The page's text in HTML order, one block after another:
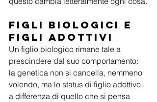
Figli biologici e
figli adottivi
Un figlio biologico rimane tale a
prescindere dal suo comportamento:
la genetica non si cancella, nemmeno
volendo, ma lo status di figlio adottivo,
a differenza di quello che si pensa